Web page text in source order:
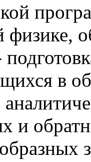
физике,
в
и